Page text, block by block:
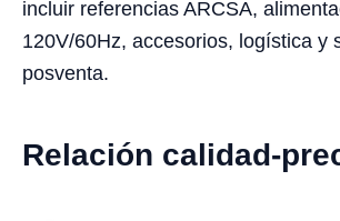
incluir referencias ARCSA,
120V/60Hz, accesorios, logística y
posventa.
Relación calidad-